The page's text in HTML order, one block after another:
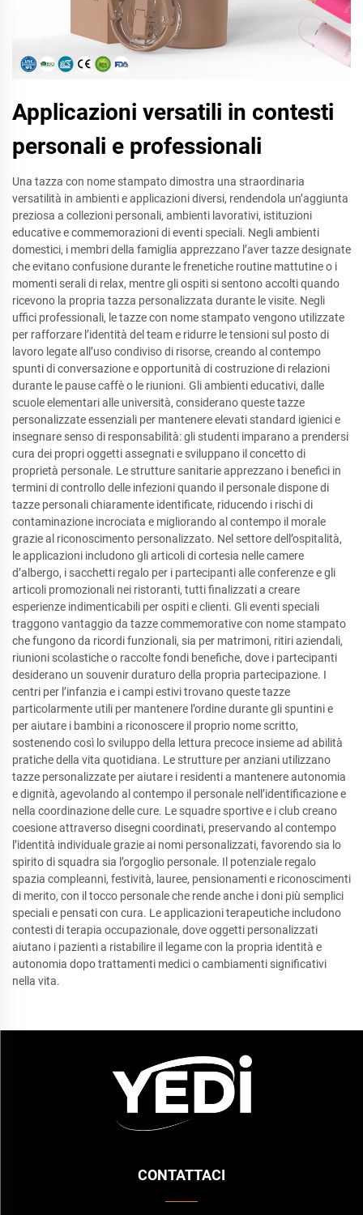
Applicazioni versatili in contesti
personali e professionali
Una tazza con nome stampato dimostra una straordinaria
versatilità in ambienti e applicazioni diversi, rendendola un’aggiunta
preziosa a collezioni personali, ambienti lavorativi, istituzioni
educative e commemorazioni di eventi speciali. Negli ambienti
domestici, i membri della famiglia apprezzano l’aver tazze designate
che evitano confusione durante le frenetiche routine mattutine o i
momenti serali di relax, mentre gli ospiti si sentono accolti quando
ricevono la propria tazza personalizzata durante le visite. Negli
uffici professionali, le tazze con nome stampato vengono utilizzate
per rafforzare l’identità del team e ridurre le tensioni sul posto di
lavoro legate all’uso condiviso di risorse, creando al contempo
spunti di conversazione e opportunità di costruzione di relazioni
durante le pause caffè o le riunioni. Gli ambienti educativi, dalle
scuole elementari alle università, considerano queste tazze
personalizzate essenziali per mantenere elevati standard igienici e
insegnare senso di responsabilità: gli studenti imparano a prendersi
cura dei propri oggetti assegnati e sviluppano il concetto di
proprietà personale. Le strutture sanitarie apprezzano i benefici in
termini di controllo delle infezioni quando il personale dispone di
tazze personali chiaramente identificate, riducendo i rischi di
contaminazione incrociata e migliorando al contempo il morale
grazie al riconoscimento personalizzato. Nel settore dell’ospitalità,
le applicazioni includono gli articoli di cortesia nelle camere
d’albergo, i sacchetti regalo per i partecipanti alle conferenze e gli
articoli promozionali nei ristoranti, tutti finalizzati a creare
esperienze indimenticabili per ospiti e clienti. Gli eventi speciali
traggono vantaggio da tazze commemorative con nome stampato
che fungono da ricordi funzionali, sia per matrimoni, ritiri aziendali,
riunioni scolastiche o raccolte fondi benefiche, dove i partecipanti
desiderano un souvenir duraturo della propria partecipazione. I
centri per l’infanzia e i campi estivi trovano queste tazze
particolarmente utili per mantenere l’ordine durante gli spuntini e
per aiutare i bambini a riconoscere il proprio nome scritto,
sostenendo così lo sviluppo della lettura precoce insieme ad abilità
pratiche della vita quotidiana. Le strutture per anziani utilizzano
tazze personalizzate per aiutare i residenti a mantenere autonomia
e dignità, agevolando al contempo il personale nell’identificazione e
nella coordinazione delle cure. Le squadre sportive e i club creano
coesione attraverso disegni coordinati, preservando al contempo
l’identità individuale grazie ai nomi personalizzati, favorendo sia lo
spirito di squadra sia l’orgoglio personale. Il potenziale regalo
spazia compleanni, festività, lauree, pensionamenti e riconoscimenti
di merito, con il tocco personale che rende anche i doni più semplici
speciali e pensati con cura. Le applicazioni terapeutiche includono
contesti di terapia occupazionale, dove oggetti personalizzati
aiutano i pazienti a ristabilire il legame con la propria identità e
autonomia dopo trattamenti medici o cambiamenti significativi
nella vita.
CONTATTACI